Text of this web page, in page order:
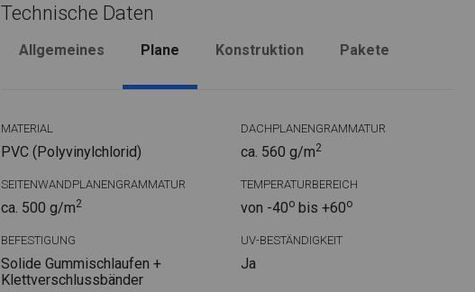
Technische Daten
Allgemeines Plane Konstruktion Pakete
MATERIAL
PVC (Polyvinylchlorid)
DACHPLANENGRAMMATUR
ca. 560 g/m2
SEITENWANDPLANENGRAMMATUR
ca. 500 g/m2
TEMPERATURBEREICH
von -40obis +60o
BEFESTIGUNG
Solide Gummischlaufen +
Klettverschlussbänder
UV-BESTÄNDIGKEIT
Ja